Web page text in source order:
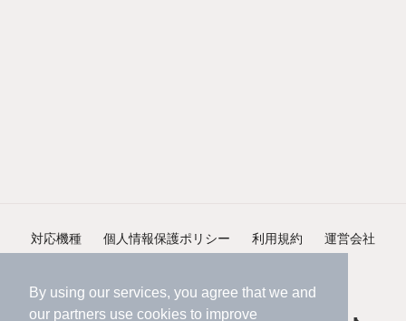
By using our services, you agree that we and
our partners use cookies to improve
対応機種 個人情報保護ポリシー 利用規約 運営会社